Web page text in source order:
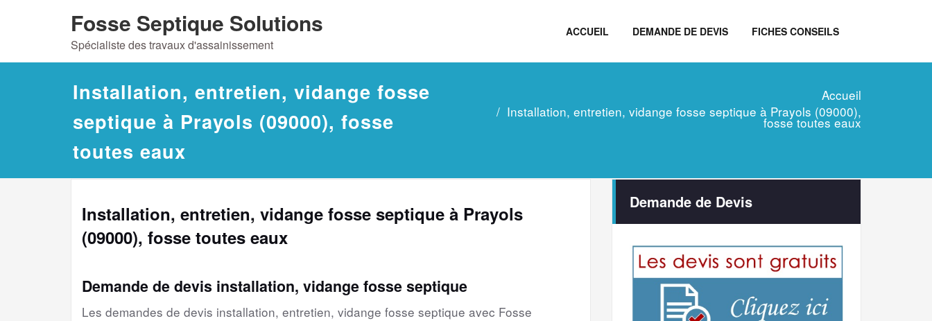
Fosse Septique Solutions
Spécialiste des travaux d'assainissement
ACCUEIL DEMANDE DE DEVIS FICHES CONSEILS
Installation, entretien, vidange fosse
septique à Prayols (09000), fosse
toutes eaux
Accueil
Installation, entretien, vidange fosse septique à Prayols (09000),
fosse toutes eaux
Installation, entretien, vidange fosse septique à Prayols
(09000), fosse toutes eaux
Demande de devis installation, vidange fosse septique
Les demandes de devis installation, entretien, vidange fosse septique avec Fosse
Demande de Devis